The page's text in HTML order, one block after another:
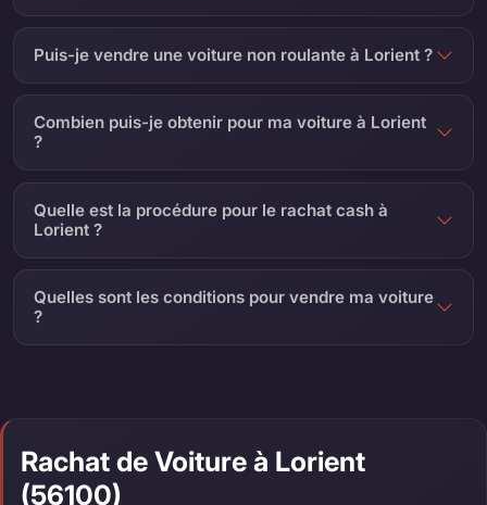
Puis-je vendre une voiture non roulante à Lorient ?
Combien puis-je obtenir pour ma voiture à Lorient
?
Quelle est la procédure pour le rachat cash à
Lorient ?
Quelles sont les conditions pour vendre ma voiture
?
Rachat de Voiture à Lorient
(56100)